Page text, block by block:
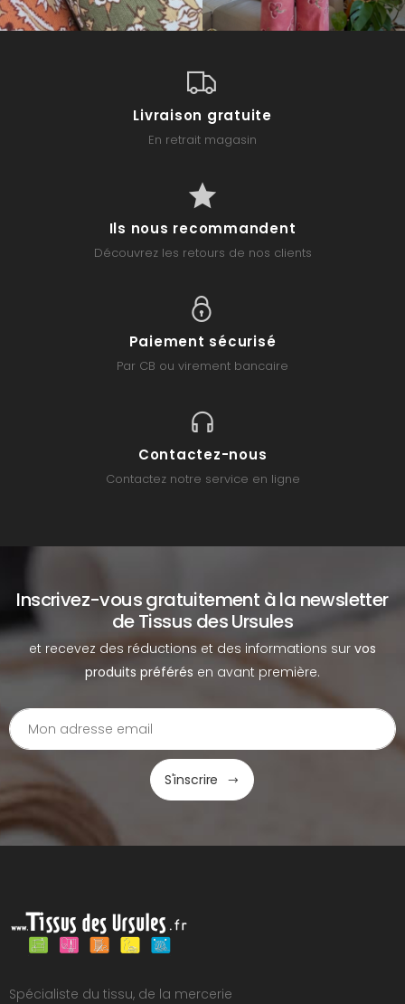
Livraison gratuite
En retrait magasin
Ils nous recommandent
Découvrez les retours de nos clients
Paiement sécurisé
Par CB ou virement bancaire
Contactez-nous
Contactez notre service en ligne
Inscrivez-vous gratuitement à la newsletter
de Tissus des Ursules
et recevez des réductions et des informations sur vos
produits préférés en avant première.
S'inscrire
Spécialiste du tissu, de la mercerie